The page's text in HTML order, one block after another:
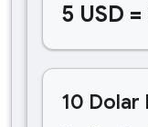
5 USD
10 Dolar